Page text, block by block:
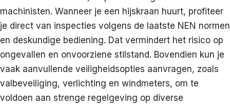
machinisten. Wanneer je een hijskraan huurt, profiteer
je direct van inspecties volgens de laatste NEN normen
en deskundige bediening. Dat vermindert het risico op
ongevallen en onvoorziene stilstand. Bovendien kun je
vaak aanvullende veiligheidsopties aanvragen, zoals
valbeveiliging, verlichting en windmeters, om te
voldoen aan strenge regelgeving op diverse